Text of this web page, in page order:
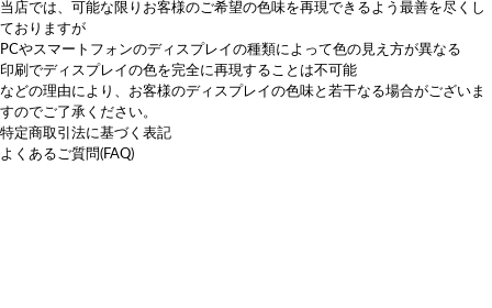
当店では、可能な限りお客様のご希望の色味を再現できるよう最善を尽くし
ておりますが
PCやスマートフォンのディスプレイの種類によって色の見え方が異なる
印刷でディスプレイの色を完全に再現することは不可能
などの理由により、お客様のディスプレイの色味と若干なる場合がございま
すのでご了承ください。
特定商取引法に基づく表記
よくあるご質問(FAQ)